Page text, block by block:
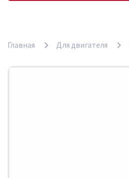
Главная Для двигателя